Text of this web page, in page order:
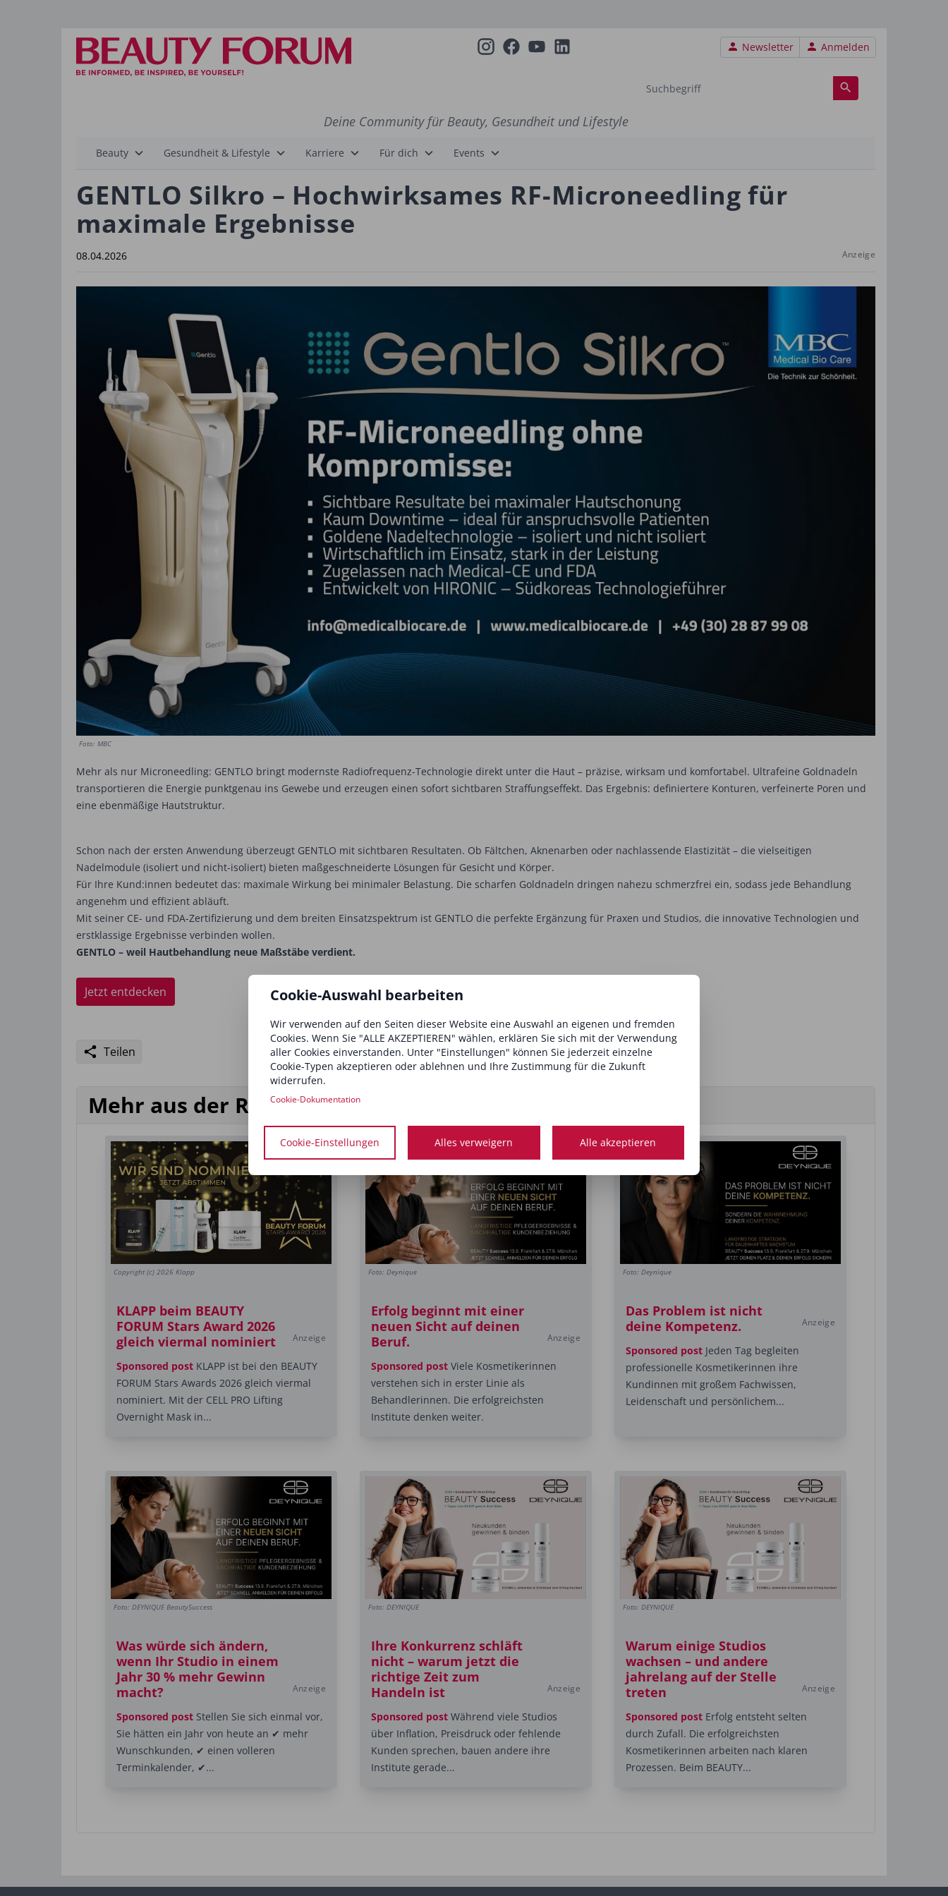
Benutzermenü
Newsletter Anmelden
Deine Community für Beauty, Gesundheit und Lifestyle
Hauptnavigation
Beauty Gesundheit & Lifestyle Karriere Für dich Events
GENTLO Silkro – Hochwirksames RF-Microneedling für
maximale Ergebnisse
08.04.2026 Anzeige
Foto: MBC
Mehr als nur Microneedling: GENTLO bringt modernste Radiofrequenz-Technologie direkt unter die Haut – präzise, wirksam und komfortabel. Ultrafeine Goldnadeln
transportieren die Energie punktgenau ins Gewebe und erzeugen einen sofort sichtbaren Straffungseffekt. Das Ergebnis: definiertere Konturen, verfeinerte Poren und
eine ebenmäßige Hautstruktur.
Schon nach der ersten Anwendung überzeugt GENTLO mit sichtbaren Resultaten. Ob Fältchen, Aknenarben oder nachlassende Elastizität – die vielseitigen
Nadelmodule (isoliert und nicht-isoliert) bieten maßgeschneiderte Lösungen für Gesicht und Körper.
Für Ihre Kund:innen bedeutet das: maximale Wirkung bei minimaler Belastung. Die scharfen Goldnadeln dringen nahezu schmerzfrei ein, sodass jede Behandlung
angenehm und effizient abläuft.
Mit seiner CE- und FDA-Zertifizierung und dem breiten Einsatzspektrum ist GENTLO die perfekte Ergänzung für Praxen und Studios, die innovative Technologien und
erstklassige Ergebnisse verbinden wollen.
GENTLO – weil Hautbehandlung neue Maßstäbe verdient.
Jetzt entdecken
Teilen
Mehr aus der Rubrik Newsletterinhalte
Copyright (c) 2026 Klapp
KLAPP beim BEAUTY
FORUM Stars Award 2026
gleich viermal nominiert
Anzeige
Sponsored post KLAPP ist bei den BEAUTY
FORUM Stars Awards 2026 gleich viermal
nominiert. Mit der CELL PRO Lifting
Overnight Mask in...
Foto: Deynique
Erfolg beginnt mit einer
neuen Sicht auf deinen
Beruf.
Anzeige
Sponsored postViele Kosmetikerinnen
verstehen sich in erster Linie als
Behandlerinnen. Die erfolgreichsten
Institute denken weiter.
Foto: Deynique
Das Problem ist nicht
deine Kompetenz.
Anzeige
Sponsored postJeden Tag begleiten
professionelle Kosmetikerinnen ihre
Kundinnen mit großem Fachwissen,
Leidenschaft und persönlichem...
Foto: DEYNIQUE BeautySuccess
Was würde sich ändern,
wenn Ihr Studio in einem
Jahr 30 % mehr Gewinn
macht?
Anzeige
Sponsored post Stellen Sie sich einmal vor,
Sie hätten ein Jahr von heute an ✔ mehr
Wunschkunden, ✔ einen volleren
Terminkalender, ✔...
Foto: DEYNIQUE
Ihre Konkurrenz schläft
nicht – warum jetzt die
richtige Zeit zum
Handeln ist
Anzeige
Sponsored postWährend viele Studios
über Inflation, Preisdruck oder fehlende
Kunden sprechen, bauen andere ihre
Institute gerade...
Foto: DEYNIQUE
Warum einige Studios
wachsen – und andere
jahrelang auf der Stelle
treten
Anzeige
Sponsored postErfolg entsteht selten
durch Zufall. Die erfolgreichsten
Kosmetikerinnen arbeiten nach klaren
Prozessen. Beim BEAUTY...
Cookie-Auswahl bearbeiten
Wir verwenden auf den Seiten dieser Website eine Auswahl an eigenen und fremden
Cookies. Wenn Sie "ALLE AKZEPTIEREN" wählen, erklären Sie sich mit der Verwendung
aller Cookies einverstanden. Unter "Einstellungen" können Sie jederzeit einzelne
Cookie-Typen akzeptieren oder ablehnen und Ihre Zustimmung für die Zukunft
widerrufen.
Cookie-Dokumentation
Cookie-Einstellungen Alles verweigern Alle akzeptieren